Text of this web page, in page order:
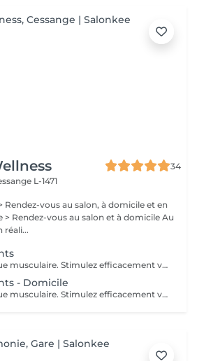
34
L-1471
Rendez-vous au salon, à domicile et en
réali...
Soulagez votre fatigue musculaire. Stimulez efficacement votre système immunitaire. Préparez votre corps à un effort sportif intense.
- Domicile
Soulagez votre fatigue musculaire. Stimulez efficacement votre système immunitaire. Préparez votre corps à un effort sportif intense.